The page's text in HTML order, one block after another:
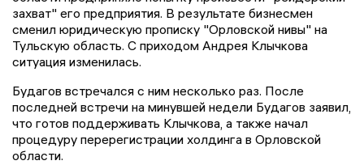
захват" его предприятия. В результате бизнесмен
сменил юридическую прописку "Орловской нивы" на
Тульскую область. С приходом Андрея Клычкова
ситуация изменилась.
Будагов встречался с ним несколько раз. После
последней встречи на минувшей недели Будагов заявил,
что готов поддерживать Клычкова, а также начал
процедуру перерегистрации холдинга в Орловской
области.